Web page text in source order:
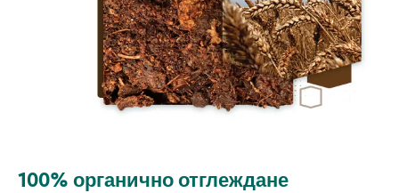
100% органично отглеждане